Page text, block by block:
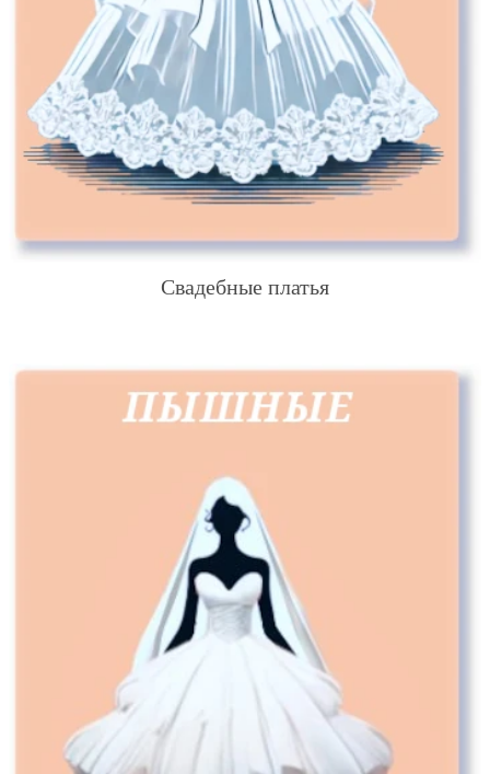
Свадебные платья